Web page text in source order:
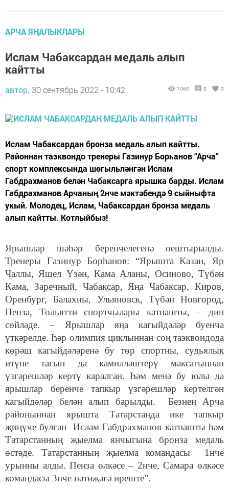
АРЧА ЯҢАЛЫКЛАРЫ
Ислам Чабаксардан медаль алып
кайтты
автор, 30 сентябрь 2022 - 10:42 1060 0 0
Ислам Чабаксардан бронза медаль алып кайтты.
Районнан таэквондо тренеры Газинур Борһанов “Арча”
спорт комплексында шөгыльләнгән Ислам
Габдрахманов белән Чабаксарга ярышка барды. Ислам
Габдрахманов Арчаның 2нче мәктәбендә 9 сыйныфта
укый. Молодец, Ислам, Чабаксардан бронза медаль
алып кайтты. Котлыйбыз!
Ярышлар шәһәр беренчелегенә оештырылды.
Тренеры Газинур Борһанов: “Ярышта Казан, Яр
Чаллы, Яшел Үзән, Кама Аланы, Осиново, Түбән
Кама, Заречный, Чабаксар, Яңа Чабаксар, Киров,
Оренбург, Балахны, Ульяновск, Түбән Новгород,
Пенза, Тольятти спортчылары катнашты, – дип
сөйләде. – Ярышлар яңа кагыйдәләр буенча
үткәрелде. Һәр олимпия циклыннан соң таэквондода
көрәш кагыйдәләренә бу төр спортны, судьялык
итүне тагын да камилләштерү максатыннан
үзгәрешләр кертү каралган. Һәм менә бу юлы да
ярышлар беренче тапкыр үзгәрешләр кертелгән
кагыйдәләр белән алып барылды. Безнең Арча
районыннан ярышта Татарстанда ике тапкыр
җиңүче булган Ислам Габдрахманов катнашты һәм
Татарстанның җыелма янчыгына бронза медаль
өстәде. Татарстанның җыелма командасы 1нче
урынны алды. Пенза өлкәсе – 2нче, Самара өлкәсе
командасы 3нче нәтиҗәгә иреште”.